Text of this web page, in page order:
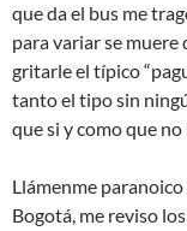
que da el bus me
para variar se muere
gritarle el típico
tanto el tipo sin
que si y como que
Llámenme
Bogotá, me reviso